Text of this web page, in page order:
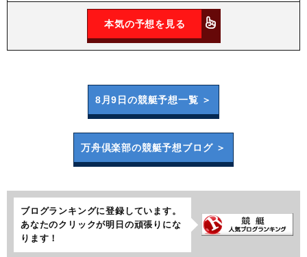
本気の予想を見る
8月9日の競艇予想一覧 ＞
万舟倶楽部の競艇予想ブログ ＞
ブログランキングに登録しています。
あなたのクリックが明日の頑張りにな
ります！